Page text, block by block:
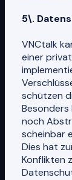
5\.
VNCtalk
einer
schützen
noch
scheinbar
Dies hat
Konflikten